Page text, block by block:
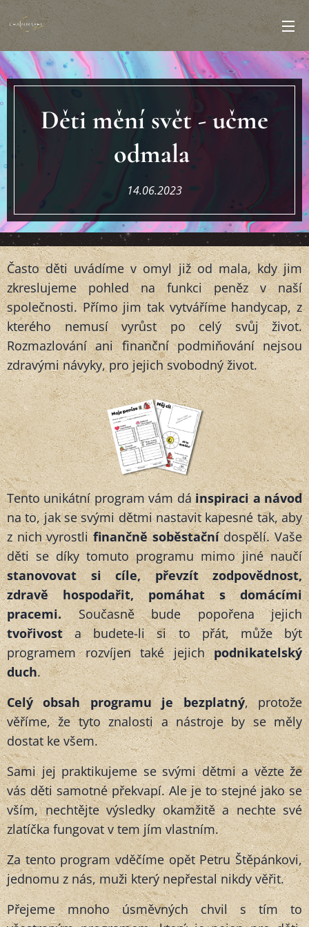
Děti mění svět - učme
odmala
14.06.2023
Často děti uvádíme v omyl již od mala, kdy jim
zkreslujeme pohled na funkci peněz v naší
společnosti. Přímo jim tak vytváříme handycap, z
kterého nemusí vyrůst po celý svůj život.
Rozmazlování ani finanční podmiňování nejsou
zdravými návyky, pro jejich svobodný život.
Tento unikátní program vám dáinspiraci a návod
na to, jak se svými dětmi nastavit kapesné tak, aby
z nich vyrostlifinančně soběstačnídospělí. Vaše
děti se díky tomuto programu mimo jiné naučí
stanovovat si cíle, převzít zodpovědnost,
zdravě hospodařit, pomáhat s domácími
pracemi.Současně bude popořena jejich
tvořivosta budete-li si to přát, může být
programem rozvíjen také jejichpodnikatelský
duch.
Celý obsah programu je bezplatný, protože
věříme, že tyto znalosti a nástroje by se měly
dostat ke všem.
Sami jej praktikujeme se svými dětmi a vězte že
vás děti samotné překvapí. Ale je to stejné jako se
vším, nechtějte výsledky okamžitě a nechte své
zlatíčka fungovat v tem jím vlastním.
Za tento program vděčíme opět Petru Štěpánkovi,
jednomu z nás, muži který nepřestal nikdy věřit.
Přejeme mnoho úsměvných chvil s tím to